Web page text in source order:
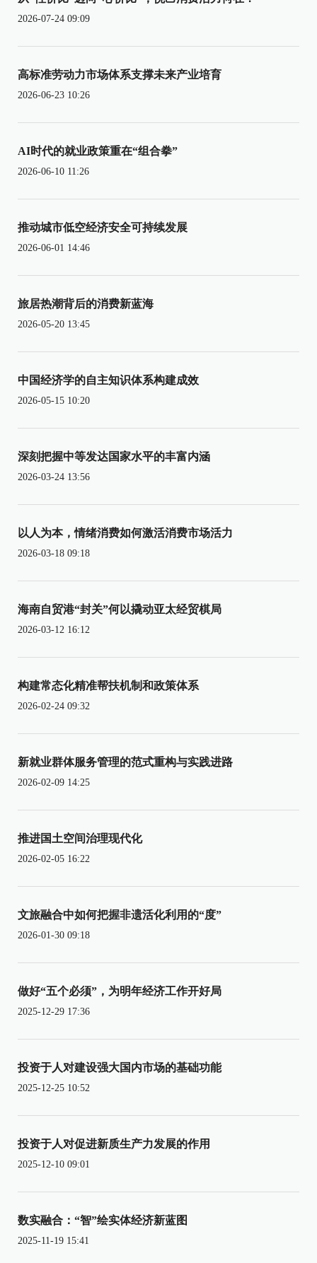
2026-07-24 09:09
高标准劳动力市场体系支撑未来产业培育
2026-06-23 10:26
AI时代的就业政策重在“组合拳”
2026-06-10 11:26
推动城市低空经济安全可持续发展
2026-06-01 14:46
旅居热潮背后的消费新蓝海
2026-05-20 13:45
中国经济学的自主知识体系构建成效
2026-05-15 10:20
深刻把握中等发达国家水平的丰富内涵
2026-03-24 13:56
以人为本，情绪消费如何激活消费市场活力
2026-03-18 09:18
海南自贸港“封关”何以撬动亚太经贸棋局
2026-03-12 16:12
构建常态化精准帮扶机制和政策体系
2026-02-24 09:32
新就业群体服务管理的范式重构与实践进路
2026-02-09 14:25
推进国土空间治理现代化
2026-02-05 16:22
文旅融合中如何把握非遗活化利用的“度”
2026-01-30 09:18
做好“五个必须”，为明年经济工作开好局
2025-12-29 17:36
投资于人对建设强大国内市场的基础功能
2025-12-25 10:52
投资于人对促进新质生产力发展的作用
2025-12-10 09:01
数实融合：“智”绘实体经济新蓝图
2025-11-19 15:41